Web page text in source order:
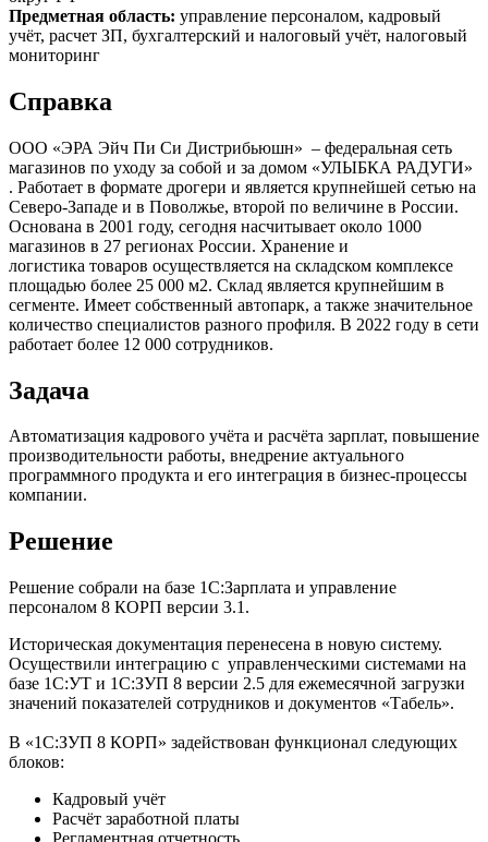
Предметная область: управление персоналом, кадровый
учёт, расчет ЗП, бухгалтерский и налоговый учёт, налоговый
мониторинг
Справка
ООО «ЭРА Эйч Пи Си Дистрибьюшн» – федеральная сеть
магазинов по уходу за собой и за домом «УЛЫБКА РАДУГИ»
. Работает в формате дрогери и является крупнейшей сетью на
Северо-Западе и в Поволжье, второй по величине в России.
Основана в 2001 году, сегодня насчитывает около 1000
магазинов в 27 регионах России. Хранение и
логистика товаров осуществляется на складском комплексе
площадью более 25 000 м2. Склад является крупнейшим в
сегменте. Имеет собственный автопарк, а также значительное
количество специалистов разного профиля. В 2022 году в сети
работает более 12 000 сотрудников.
Задача
Автоматизация кадрового учёта и расчёта зарплат, повышение
производительности работы, внедрение актуального
программного продукта и его интеграция в бизнес-процессы
компании.
Решение
Решение собрали на базе 1С:Зарплата и управление
персоналом 8 КОРП версии 3.1.
Историческая документация перенесена в новую систему.
Осуществили интеграцию с управленческими системами на
базе 1С:УТ и 1С:ЗУП 8 версии 2.5 для ежемесячной загрузки
значений показателей сотрудников и документов «Табель».
В «1С:ЗУП 8 КОРП» задействован функционал следующих
блоков:
Кадровый учёт
Расчёт заработной платы